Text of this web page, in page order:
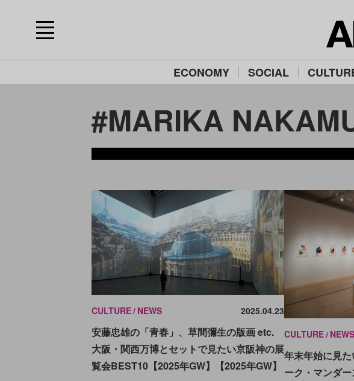
ECONOMY SOCIAL
#MARIKA
CULTURE NEWS 2025.04.23
安藤忠雄の「青春」、草間彌生の版画 etc.
大阪・関西万博とセットで見たい京阪神の展
覧会BEST10【2025年GW】【2025年GW】
CULTURE NEWS
年末年始に見
ーク・マンダ